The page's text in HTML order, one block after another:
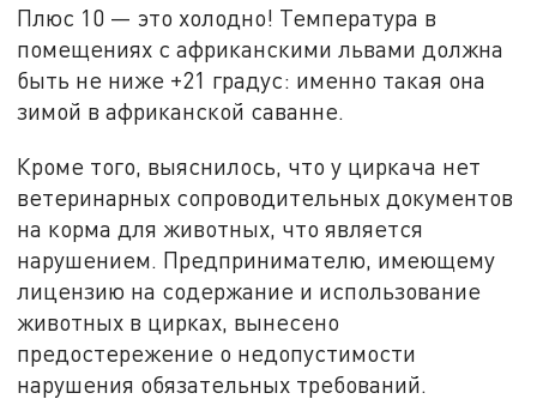
Плюс 10 — это холодно! Температура в
помещениях с африканскими львами должна
быть не ниже +21 градус: именно такая она
зимой в африканской саванне.
Кроме того, выяснилось, что у циркача нет
ветеринарных сопроводительных документов
на корма для животных, что является
нарушением. Предпринимателю, имеющему
лицензию на содержание и использование
животных в цирках, вынесено
предостережение о недопустимости
нарушения обязательных требований.